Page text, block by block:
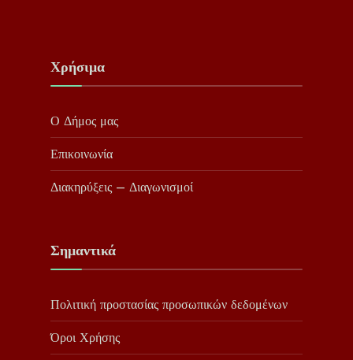
Χρήσιμα
Ο Δήμος μας
Επικοινωνία
Διακηρύξεις – Διαγωνισμοί
Σημαντικά
Πολιτική προστασίας προσωπικών δεδομένων
Όροι Χρήσης